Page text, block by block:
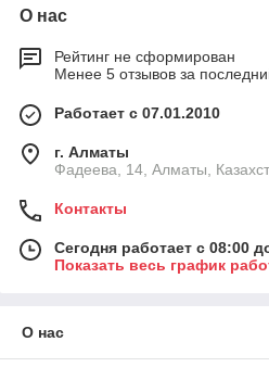
О нас
Рейтинг не сформирован
Менее 5 отзывов за
Работает с 07.01.2010
г. Алматы
Фадеева, 14, Алматы,
Контакты
Сегодня работает с 08:00
Показать весь график
О нас